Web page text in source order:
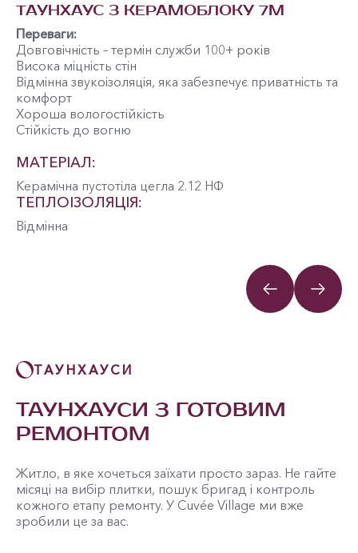
ТАУНХАУС З КЕРАМОБЛОКУ 7М
Переваги:
Довговічність – термін служби 100+ років
Висока міцність стін
Відмінна звукоізоляція, яка забезпечує приватність та
комфорт
Хороша вологостійкість
Стійкість до вогню
МАТЕРІАЛ:
Керамічна пустотіла цегла 2.12 НФ
ТЕПЛОІЗОЛЯЦІЯ:
Відмінна
ТАУНХАУСИ
ТАУНХАУСИ З ГОТОВИМ
РЕМОНТОМ
Житло, в яке хочеться заїхати просто зараз. Не гайте
місяці на вибір плитки, пошук бригад і контроль
кожного етапу ремонту. У Cuvée Village ми вже
зробили це за вас.